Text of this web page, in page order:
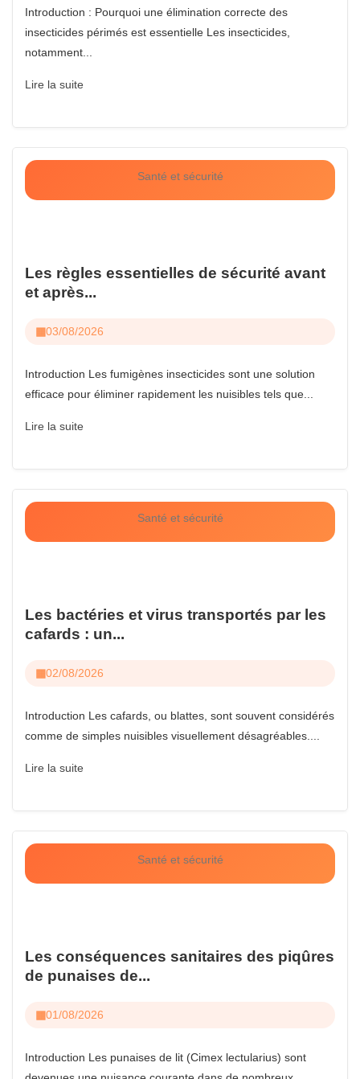
Introduction : Pourquoi une élimination correcte des
insecticides périmés est essentielle Les insecticides,
notamment...
Lire la suite
Santé et sécurité
Les règles essentielles de sécurité avant
et après...
03/08/2026
Introduction Les fumigènes insecticides sont une solution
efficace pour éliminer rapidement les nuisibles tels que...
Lire la suite
Santé et sécurité
Les bactéries et virus transportés par les
cafards : un...
02/08/2026
Introduction Les cafards, ou blattes, sont souvent considérés
comme de simples nuisibles visuellement désagréables....
Lire la suite
Santé et sécurité
Les conséquences sanitaires des piqûres
de punaises de...
01/08/2026
Introduction Les punaises de lit (Cimex lectularius) sont